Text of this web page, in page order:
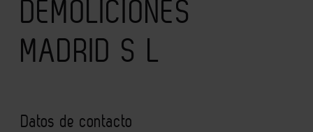
DEMOLICIONES
MADRID S L
Datos de contacto